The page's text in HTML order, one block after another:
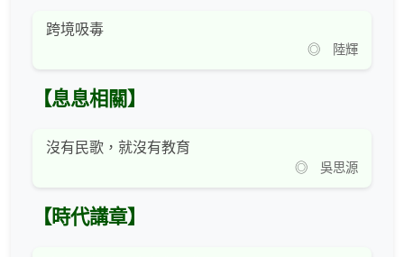
跨境吸毒
◎ 陸輝
【息息相關】
沒有民歌，就沒有教育
◎ 吳思源
【時代講章】